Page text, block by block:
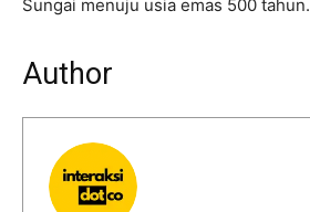
Sungai menuju usia emas 500 tahun.
Author